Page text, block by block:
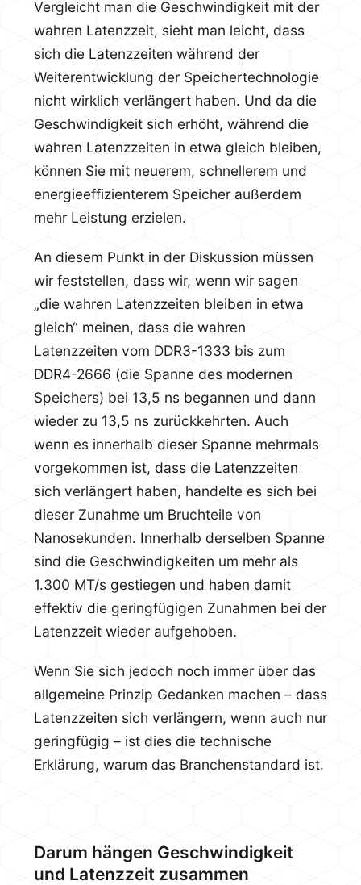
Vergleicht man die Geschwindigkeit mit der
wahren Latenzzeit, sieht man leicht, dass
sich die Latenzzeiten während der
Weiterentwicklung der Speichertechnologie
nicht wirklich verlängert haben. Und da die
Geschwindigkeit sich erhöht, während die
wahren Latenzzeiten in etwa gleich bleiben,
können Sie mit neuerem, schnellerem und
energieeffizienterem Speicher außerdem
mehr Leistung erzielen.
An diesem Punkt in der Diskussion müssen
wir feststellen, dass wir, wenn wir sagen
„die wahren Latenzzeiten bleiben in etwa
gleich“ meinen, dass die wahren
Latenzzeiten vom DDR3-1333 bis zum
DDR4-2666 (die Spanne des modernen
Speichers) bei 13,5 ns begannen und dann
wieder zu 13,5 ns zurückkehrten. Auch
wenn es innerhalb dieser Spanne mehrmals
vorgekommen ist, dass die Latenzzeiten
sich verlängert haben, handelte es sich bei
dieser Zunahme um Bruchteile von
Nanosekunden. Innerhalb derselben Spanne
sind die Geschwindigkeiten um mehr als
1.300 MT/s gestiegen und haben damit
effektiv die geringfügigen Zunahmen bei der
Latenzzeit wieder aufgehoben.
Wenn Sie sich jedoch noch immer über das
allgemeine Prinzip Gedanken machen – dass
Latenzzeiten sich verlängern, wenn auch nur
geringfügig – ist dies die technische
Erklärung, warum das Branchenstandard ist.
Darum hängen Geschwindigkeit
und Latenzzeit zusammen